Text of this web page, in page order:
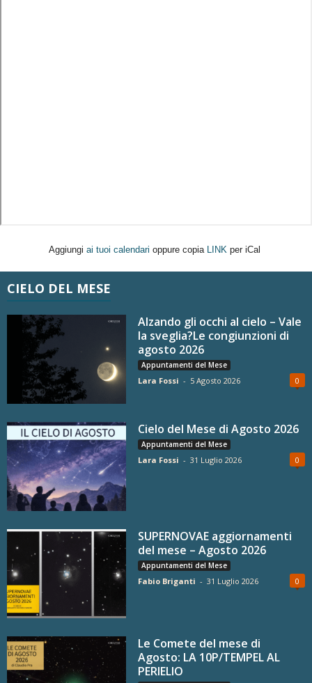
Aggiungi ai tuoi calendari oppure copia LINK per iCal
CIELO DEL MESE
Alzando gli occhi al cielo – Vale
la sveglia?Le congiunzioni di
agosto 2026
Appuntamenti del Mese
Lara Fossi - 5 Agosto 2026 0
Cielo del Mese di Agosto 2026
Appuntamenti del Mese
Lara Fossi - 31 Luglio 2026 0
SUPERNOVAE aggiornamenti
del mese – Agosto 2026
Appuntamenti del Mese
Fabio Briganti - 31 Luglio 2026 0
Le Comete del mese di
Agosto: LA 10P/TEMPEL AL
PERIELIO